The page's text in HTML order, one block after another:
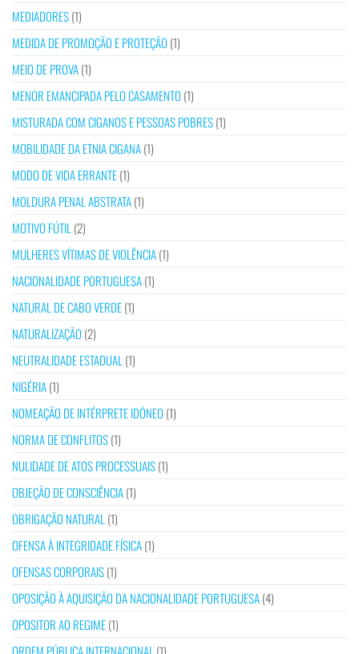
MEDIADORES(1)
MEDIDA DE PROMOÇÃO E PROTEÇÃO (1)
MEIO DE PROVA(1)
MENOR EMANCIPADA PELO CASAMENTO (1)
MISTURADA COM CIGANOS E PESSOAS POBRES(1)
MOBILIDADE DA ETNIA CIGANA(1)
MODO DE VIDA ERRANTE(1)
MOLDURA PENAL ABSTRATA(1)
MOTIVO FÚTIL (2)
MULHERES VÍTIMAS DE VIOLÊNCIA(1)
NACIONALIDADE PORTUGUESA(1)
NATURAL DE CABO VERDE(1)
NATURALIZAÇÃO (2)
NEUTRALIDADE ESTADUAL (1)
NIGÉRIA(1)
NOMEAÇÃO DE INTÉRPRETE IDÓNEO (1)
NORMA DE CONFLITOS(1)
NULIDADE DE ATOS PROCESSUAIS(1)
OBJEÇÃO DE CONSCIÊNCIA(1)
OBRIGAÇÃO NATURAL (1)
OFENSA À INTEGRIDADE FÍSICA(1)
OFENSAS CORPORAIS(1)
OPOSIÇÃO À AQUISIÇÃO DA NACIONALIDADE PORTUGUESA(4)
OPOSITOR AO REGIME(1)